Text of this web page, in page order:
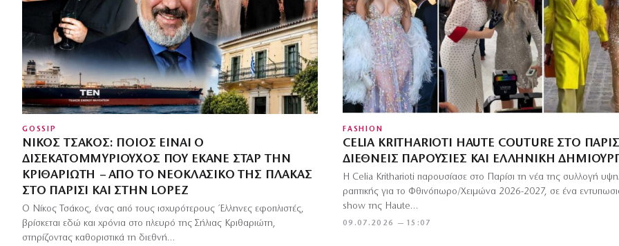
GOSSIP
ΝΊΚΟΣ ΤΣΆΚΟΣ: ΠΟΙΟΣ ΕΊΝΑΙ Ο
ΔΙΣΕΚΑΤΟΜΜΥΡΙΟΎΧΟΣ ΠΟΥ ΈΚΑΝΕ ΣΤΑΡ ΤΗΝ
ΚΡΙΘΑΡΙΏΤΗ – ΑΠΌ ΤΟ ΝΕΟΚΛΑΣΙΚΌ ΤΗΣ ΠΛΆΚΑΣ
ΣΤΟ ΠΑΡΊΣΙ ΚΑΙ ΣΤΗΝ LOPEZ
Ο Νίκος Τσάκος, ένας από τους ισχυρότερους Έλληνες εφοπλιστές,
βρίσκεται εδώ και χρόνια στο πλευρό της Σήλιας Κριθαριώτη,
στηρίζοντας καθοριστικά τη διεθνή…
FASHION
CELIA KRITHARIOTI HAUTE COUTURE ΣΤΟ
ΔΙΕΘΝΕΊΣ ΠΑΡΟΥΣΊΕΣ ΚΑΙ ΕΛΛΗΝΙΚΉ
09.07.2026 — 15:07
Η Celia Kritharioti παρουσίασε στο Παρίσι τη νέα της συλλογή
ραπτικής για το Φθινόπωρο/Χειμώνα 2026-2027, σε ένα
show της Haute…